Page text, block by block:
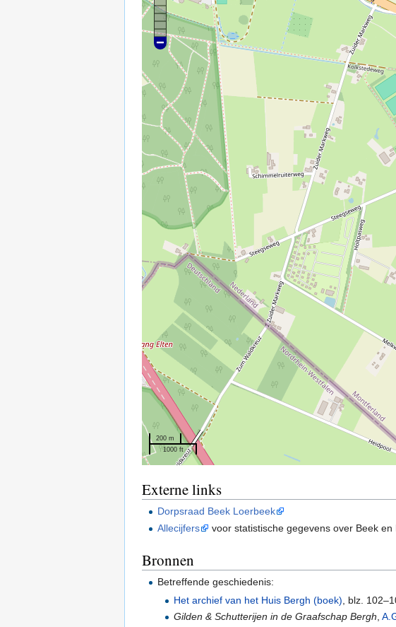
200 m
1000 ft
Externe links
Dorpsraad Beek Loerbeek
Allecijfers
voor statistische gegevens over Beek en
Bronnen
Betreffende geschiedenis:
Het archief van het Huis Bergh (boek) , blz.
Gilden & Schutterijen in de Graafschap Bergh,